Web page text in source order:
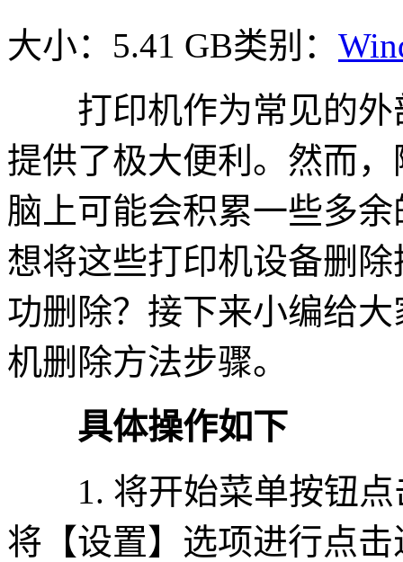
大小：5.41 GB类别：
打印机作为常见的外
提供了极大便利。然而
脑上可能会积累一些多
想将这些打印机设备删
功删除？接下来小编给
机删除方法步骤。
具体操作如下
1. 将开始菜单按钮点
将【设置】选项进行点击